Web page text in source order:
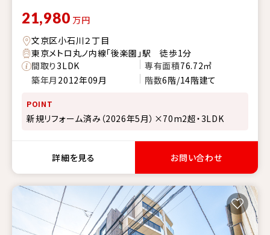
21,980 万円
文京区小石川２丁目
東京メトロ丸ノ内線「後楽園」駅 徒歩1分
間取り3LDK 専有面積76.72㎡
築年月 2012年09月 階数6階/14階建て
POINT
新規リフォーム済み（2026年5月）×70m2超・3LDK
詳細を見る お問い合わせ